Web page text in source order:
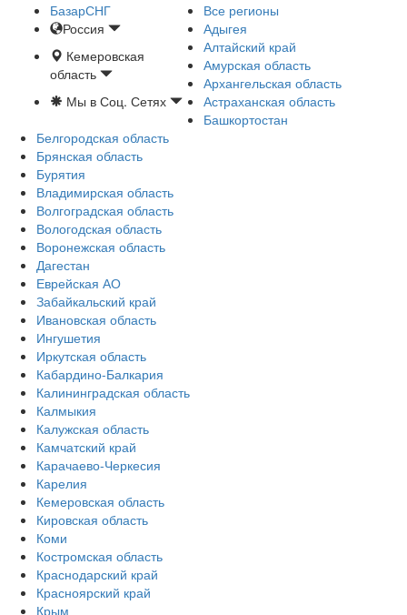
БазарСНГ
Россия
Кемеровская
область
Мы в Соц. Сетях
Все регионы
Адыгея
Алтайский край
Амурская область
Архангельская область
Астраханская область
Башкортостан
Белгородская область
Брянская область
Бурятия
Владимирская область
Волгоградская область
Вологодская область
Воронежская область
Дагестан
Еврейская АО
Забайкальский край
Ивановская область
Ингушетия
Иркутская область
Кабардино-Балкария
Калининградская область
Калмыкия
Калужская область
Камчатский край
Карачаево-Черкесия
Карелия
Кемеровская область
Кировская область
Коми
Костромская область
Краснодарский край
Красноярский край
Крым